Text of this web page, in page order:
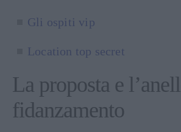
Gli ospiti vip
Location top secret
La proposta e
fidanzamento